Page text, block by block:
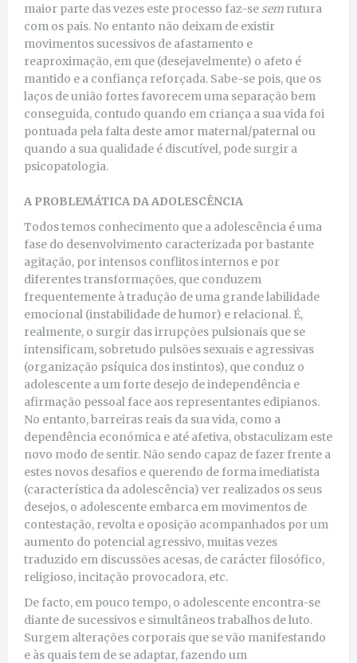
maior parte das vezes este processo faz-se sem rutura
com os pais. No entanto não deixam de existir
movimentos sucessivos de afastamento e
reaproximação, em que (desejavelmente) o afeto é
mantido e a confiança reforçada. Sabe-se pois, que os
laços de união fortes favorecem uma separação bem
conseguida, contudo quando em criança a sua vida foi
pontuada pela falta deste amor maternal/paternal ou
quando a sua qualidade é discutível, pode surgir a
psicopatologia.
A PROBLEMÁTICA DA ADOLESCÊNCIA
Todos temos conhecimento que a adolescência é uma
fase do desenvolvimento caracterizada por bastante
agitação, por intensos conflitos internos e por
diferentes transformações, que conduzem
frequentemente à tradução de uma grande labilidade
emocional (instabilidade de humor) e relacional. É,
realmente, o surgir das irrupções pulsionais que se
intensificam, sobretudo pulsões sexuais e agressivas
(organização psíquica dos instintos), que conduz o
adolescente a um forte desejo de independência e
afirmação pessoal face aos representantes edipianos.
No entanto, barreiras reais da sua vida, como a
dependência económica e até afetiva, obstaculizam este
novo modo de sentir. Não sendo capaz de fazer frente a
estes novos desafios e querendo de forma imediatista
(característica da adolescência) ver realizados os seus
desejos, o adolescente embarca em movimentos de
contestação, revolta e oposição acompanhados por um
aumento do potencial agressivo, muitas vezes
traduzido em discussões acesas, de carácter filosófico,
religioso, incitação provocadora, etc.
De facto, em pouco tempo, o adolescente encontra-se
diante de sucessivos e simultâneos trabalhos de luto.
Surgem alterações corporais que se vão manifestando
e às quais tem de se adaptar, fazendo um